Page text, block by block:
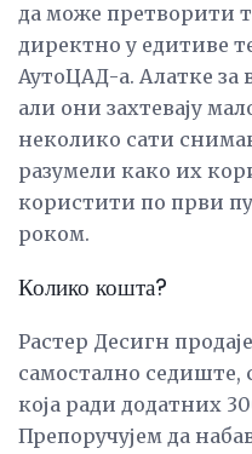
да може претворити
директно у едитиве
АутоЦАД-а. Алатке за
али они захтевају
неколико сати
разумели како их
користити по први
роком.
Колико кошта?
Растер Десигн
самостално
која ради додатних
Препоручујем да